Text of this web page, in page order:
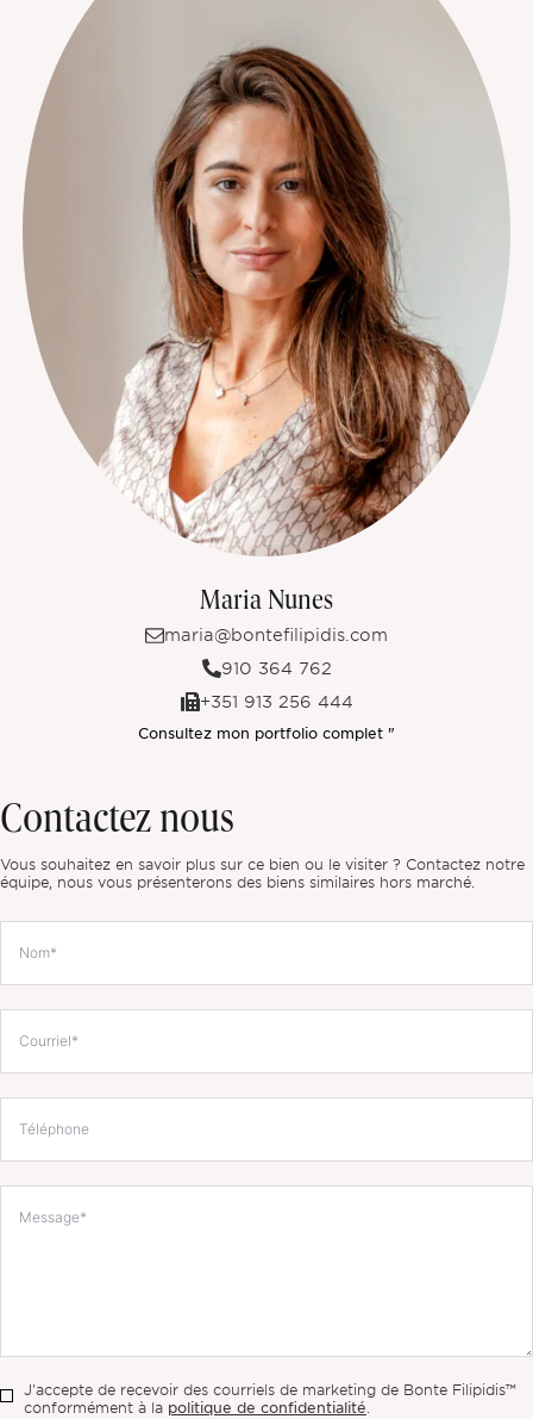
Maria Nunes
maria@bontefilipidis.com
910 364 762
+351 913 256 444
Consultez mon portfolio complet "
Contactez nous
Vous souhaitez en savoir plus sur ce bien ou le visiter ? Contactez notre
équipe, nous vous présenterons des biens similaires hors marché.
J'accepte de recevoir des courriels de marketing de Bonte Filipidis™
conformément à la politique de confidentialité.